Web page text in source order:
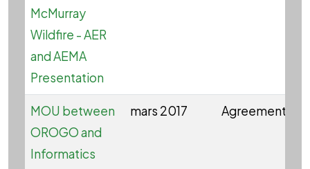
McMurray
Wildfire - AER
and AEMA
Presentation
MOU between
OROGO and
Informatics
mars 2017 Agreement